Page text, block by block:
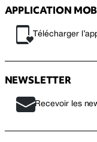
APPLICATION
Télécharger
NEWSLETTER
Recevoir les